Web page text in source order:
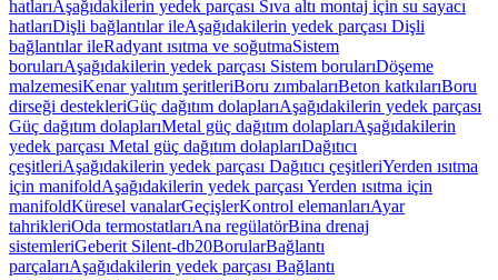
hatlarıAşağıdakilerin yedek parçası Sıva altı montaj için su sayacı
hatlarıDişli bağlantılar ileAşağıdakilerin yedek parçası Dişli
bağlantılar ileRadyant ısıtma ve soğutmaSistem
borularıAşağıdakilerin yedek parçası Sistem borularıDöşeme
malzemesiKenar yalıtım şeritleriBoru zımbalarıBeton katkılarıBoru
dirseği destekleriGüç dağıtım dolaplarıAşağıdakilerin yedek parçası
Güç dağıtım dolaplarıMetal güç dağıtım dolaplarıAşağıdakilerin
yedek parçası Metal güç dağıtım dolaplarıDağıtıcı
çeşitleriAşağıdakilerin yedek parçası Dağıtıcı çeşitleriYerden ısıtma
için manifoldAşağıdakilerin yedek parçası Yerden ısıtma için
manifoldKüresel vanalarGeçişlerKontrol elemanlarıAyar
tahrikleriOda termostatlarıAna regülatörBina drenaj
sistemleriGeberit Silent-db20BorularBağlantı
parçalarıAşağıdakilerin yedek parçası Bağlantı